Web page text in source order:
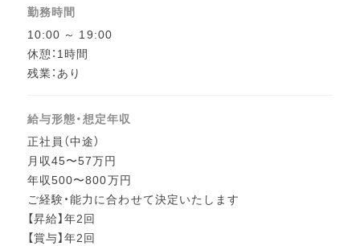
勤務時間
10:00 ～ 19:00
休憩：1時間
残業：あり
給与形態・想定年収
正社員（中途）
月収45〜57万円
年収500〜800万円
ご経験・能力に合わせて決定いたします
【昇給】年2回
【賞与】年2回